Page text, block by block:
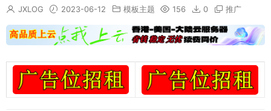
JXLOG 2023-06-12 模板主题 156 0 推广